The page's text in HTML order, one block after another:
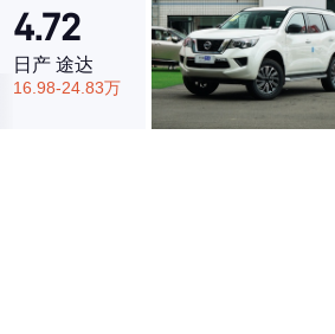
4.72
日产 途达
16.98-24.83万